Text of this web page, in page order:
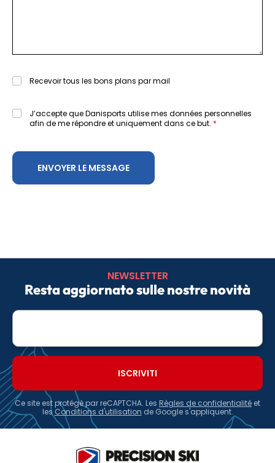
Recevoir tous les bons plans par mail
J’accepte que Danisports utilise mes données personnelles
afin de me répondre et uniquement dans ce but.
NEWSLETTER
Resta aggiornato sulle nostre novità
E-
Ce site est protégé par reCAPTCHA. Les Règles de confidentialité et
les Conditions d'utilisation de Google s'appliquent.